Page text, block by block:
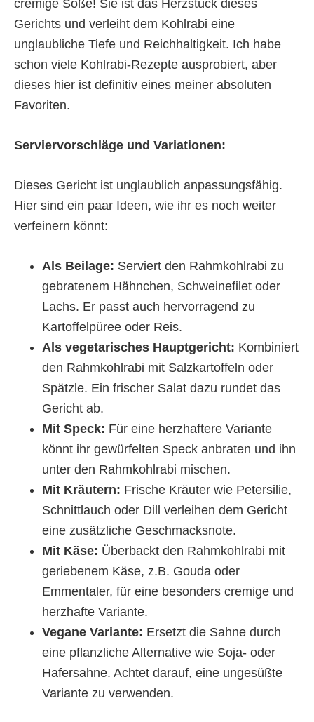
cremige Soße! Sie ist das Herzstück dieses
Gerichts und verleiht dem Kohlrabi eine
unglaubliche Tiefe und Reichhaltigkeit. Ich habe
schon viele Kohlrabi-Rezepte ausprobiert, aber
dieses hier ist definitiv eines meiner absoluten
Favoriten.
Serviervorschläge und Variationen:
Dieses Gericht ist unglaublich anpassungsfähig.
Hier sind ein paar Ideen, wie ihr es noch weiter
verfeinern könnt:
Als Beilage: Serviert den Rahmkohlrabi zu
gebratenem Hähnchen, Schweinefilet oder
Lachs. Er passt auch hervorragend zu
Kartoffelpüree oder Reis.
Als vegetarisches Hauptgericht: Kombiniert
den Rahmkohlrabi mit Salzkartoffeln oder
Spätzle. Ein frischer Salat dazu rundet das
Gericht ab.
Mit Speck: Für eine herzhaftere Variante
könnt ihr gewürfelten Speck anbraten und ihn
unter den Rahmkohlrabi mischen.
Mit Kräutern: Frische Kräuter wie Petersilie,
Schnittlauch oder Dill verleihen dem Gericht
eine zusätzliche Geschmacksnote.
Mit Käse: Überbackt den Rahmkohlrabi mit
geriebenem Käse, z.B. Gouda oder
Emmentaler, für eine besonders cremige und
herzhafte Variante.
Vegane Variante: Ersetzt die Sahne durch
eine pflanzliche Alternative wie Soja- oder
Hafersahne. Achtet darauf, eine ungesüßte
Variante zu verwenden.